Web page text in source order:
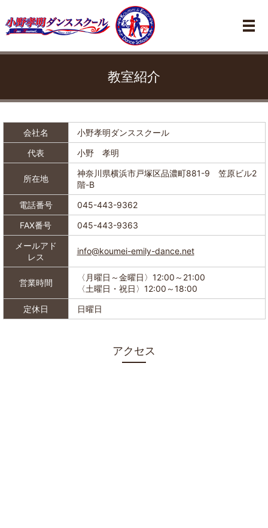
メ
教室紹介
会社名
小野孝明ダンススクール
代表
小野 孝明
所在地
神奈川県横浜市戸塚区品濃町881-9 笠原ビル2
階-B
電話番号
045-443-9362
FAX番号
045-443-9363
メールアド
レス
info@koumei-emily-dance.net
営業時間
〈月曜日～金曜日〉12:00～21:00
〈土曜日・祝日〉12:00～18:00
定休日
日曜日
アクセス